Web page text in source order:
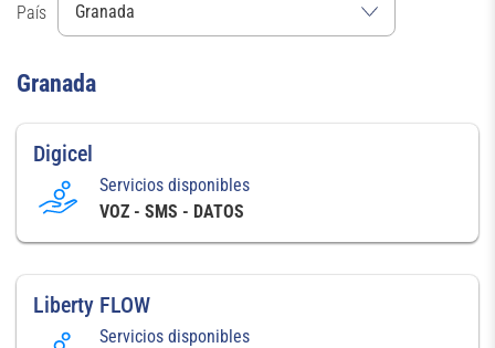
País
Granada
Digicel
Servicios disponibles
VOZ - SMS - DATOS
Liberty FLOW
Servicios disponibles